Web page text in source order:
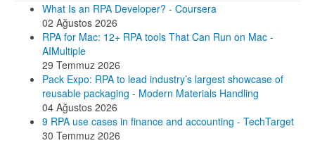
What Is an RPA Developer? - Coursera
02 Ağustos 2026
RPA for Mac: 12+ RPA tools That Can Run on Mac -
AIMultiple
29 Temmuz 2026
Pack Expo: RPA to lead industry’s largest showcase of
reusable packaging - Modern Materials Handling
04 Ağustos 2026
9 RPA use cases in finance and accounting - TechTarget
30 Temmuz 2026